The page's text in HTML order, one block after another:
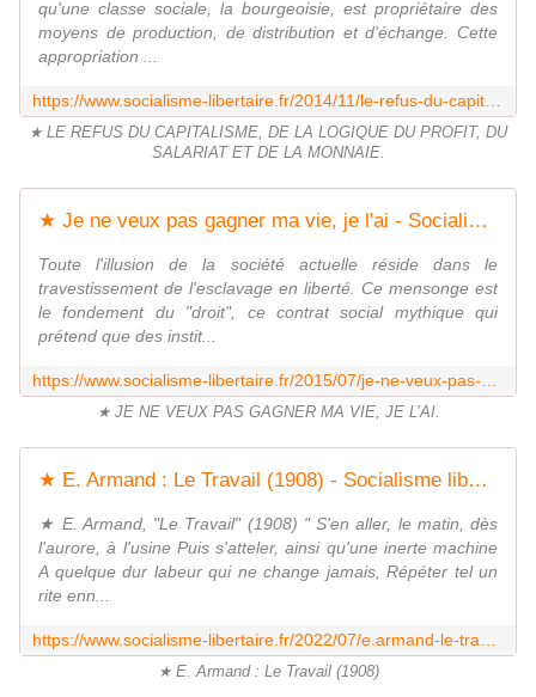
qu'une classe sociale, la bourgeoisie, est propriétaire des
moyens de production, de distribution et d'échange. Cette
appropriation ...
★ LE REFUS DU CAPITALISME, DE LA LOGIQUE DU PROFIT, DU
SALARIAT ET DE LA MONNAIE.
★ Je ne veux pas gagner ma vie, je l'ai - Socialisme libertaire
Toute l'illusion de la société actuelle réside dans le
travestissement de l'esclavage en liberté. Ce mensonge est
le fondement du "droit", ce contrat social mythique qui
prétend que des instit...
★ JE NE VEUX PAS GAGNER MA VIE, JE L’AI.
★ E. Armand : Le Travail (1908) - Socialisme libertaire
★ E. Armand, "Le Travail" (1908) " S'en aller, le matin, dès
l'aurore, à l'usine Puis s'atteler, ainsi qu'une inerte machine
A quelque dur labeur qui ne change jamais, Répéter tel un
rite enn...
★ E. Armand : Le Travail (1908)